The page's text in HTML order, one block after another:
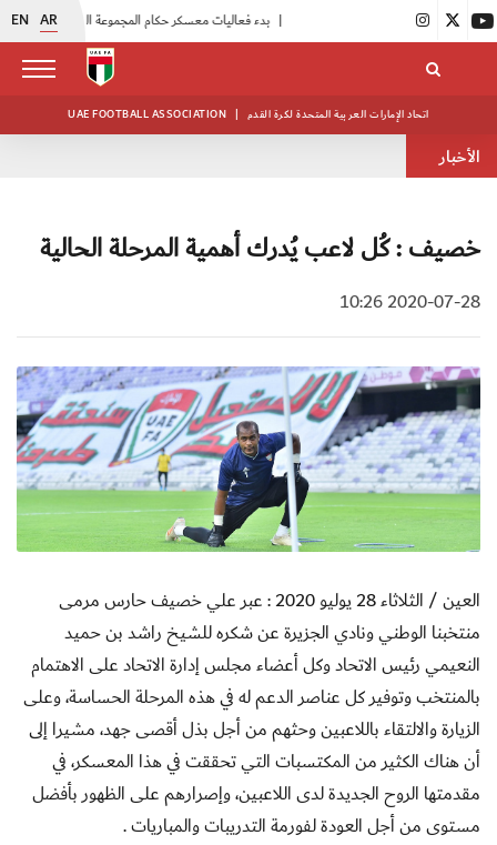
EN AR
UAE FOOTBALL ASSOCIATION | اتحاد الإمارات العربية المتحدة لكرة القدم
الأخبار
خصيف : كُل لاعب يُدرك أهمية المرحلة الحالية
2020-07-28 10:26
العين / الثلاثاء 28 يوليو 2020 : عبر علي خصيف حارس مرمى
منتخبنا الوطني ونادي الجزيرة عن شكره للشيخ راشد بن حميد
النعيمي رئيس الاتحاد وكل أعضاء مجلس إدارة الاتحاد على الاهتمام
بالمنتخب وتوفير كل عناصر الدعم له في هذه المرحلة الحساسة، وعلى
الزيارة والالتقاء باللاعبين وحثهم من أجل بذل أقصى جهد، مشيرا إلى
أن هناك الكثير من المكتسبات التي تحققت في هذا المعسكر، في
مقدمتها الروح الجديدة لدى اللاعبين، وإصرارهم على الظهور بأفضل
مستوى من أجل العودة لفورمة التدريبات والمباريات .